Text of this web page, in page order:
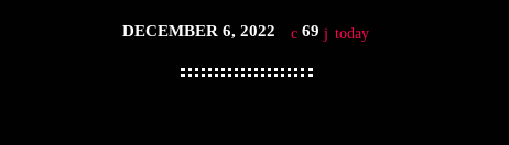
today
DECEMBER 6, 2022 69